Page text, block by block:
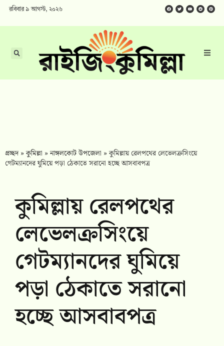
রবিবার ৯ আগস্ট, ২০২৬
প্রচ্ছদ»কুমিল্লা »নাঙ্গলকোট উপজেলা »কুমিল্লায় রেলপথের লেভেলক্রসিংয়ে
গেটম্যানদের ঘুমিয়ে পড়া ঠেকাতে সরানো হচ্ছে আসবাবপত্র
কুমিল্লায় রেলপথের
লেভেলক্রসিংয়ে
গেটম্যানদের ঘুমিয়ে
পড়া ঠেকাতে সরানো
হচ্ছে আসবাবপত্র